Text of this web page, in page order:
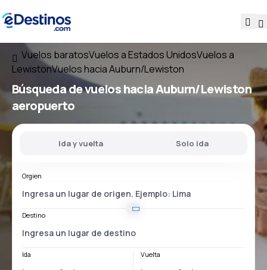
Vuelos baratosVuelos a Estados UnidosVuelos a
LewistonVuelos hacia Auburn/Lewiston
Búsqueda de vueloshaciaAuburn/Lewiston
aeropuerto
Ida y vuelta Solo ida
Orgien
Destino
Ida Vuelta